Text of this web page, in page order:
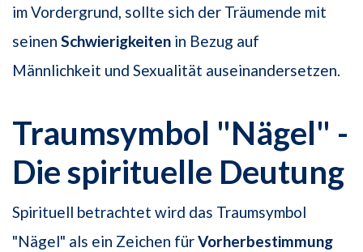
im Vordergrund, sollte sich der Träumende mit
seinen Schwierigkeiten in Bezug auf
Männlichkeit und Sexualität auseinandersetzen.
Traumsymbol "Nägel" -
Die spirituelle Deutung
Spirituell betrachtet wird das Traumsymbol
"Nägel" als ein Zeichen fürVorherbestimmung